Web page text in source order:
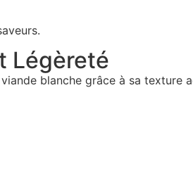
Légèreté
blanche grâce à sa texture